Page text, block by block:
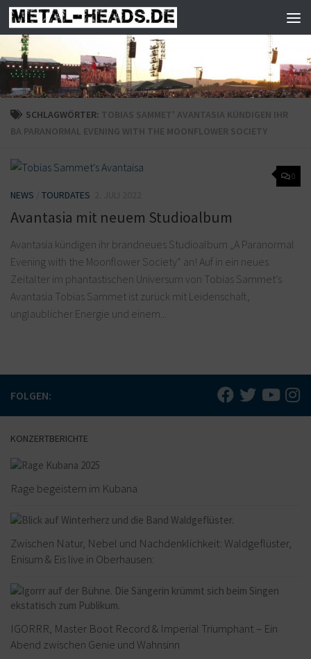
Zum Inhalt springen
SCHLAGWÖRTER: TOBIAS SAMMET' AVANTASIA KÜNDIGEN IHR
BA PARANORMAL EVENING WITH THE MOONFLOWER SOCIETY
0
NEWS TOURDATES
Avantasia mit neuem Studioalbum
Avantasia kündigen ihr brandneues Studioalbum „A Paranormal
Evening with the Moonflower Society“ an! Auf in ein neues
Zeitalter im phantastischen Universum von Tobias Sammet’s
Avantasia Tobias Sammet ist zurück mit Leidenschaft,
unglaublicher Energie und einem...
FOLGEN:
KONZERTBERICHTE
Rage begeistern im Kubana
Zwischen Natur, Nebel und Nachdenklichkeit: Waldgeflüster,
Enisum & Eïs live in Oberhausen:
IGORRR, Master Boot Record & Imperial Triumphant – Ein
Abend zwischen Genie und Wahnsinn